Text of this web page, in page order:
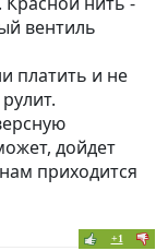
вентиль
платить и не
дойдет
приходится
+1